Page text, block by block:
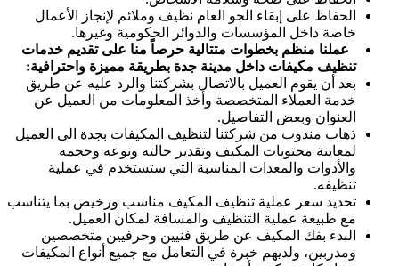
الحفاظ على إبقاء الجو العام نظيف وملائم لإنجاز الأعمال
خاصة داخل المؤسسات والدوائر الحكومية وغيرها.
عملنا منظم بخطوات متتالية حرصاً منا على تقديم خدمات
تنظيف مكيفات داخل مدينة جدة بطريقة مميزة واحترافية:
بعد أن يقوم العميل بالاتصال بشركتنا والرد عليه عن طريق
خدمة العملاء المتخصصة وأخذ المعلومات من العميل عن
العنوان وبعض التفاصيل.
ذهاب مندوب من شركتنا لتنظيف المكيفات بجدة الى العميل
لمعاينة محتويات المكيف وتقدير حالته ونوعه وحجمه
والأدوات والمعدات المناسبة التي ستستخدم في عملية
تنظيفه.
تحديد سعر عملية تنظيف المكيف مناسب ورخيص بما يتناسب
مع طبيعة عملية التنظيف والمسافة لمكان العميل.
البدء بفك المكيف عن طريق فنيين وحرفيين متخصصين
ومدربين، ولديهم خبرة في التعامل مع جميع أنواع المكيفات